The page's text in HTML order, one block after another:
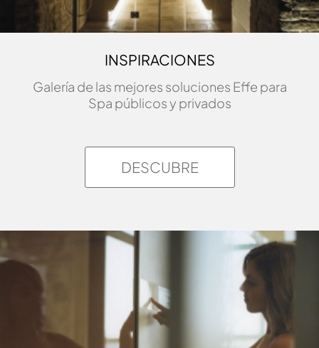
INSPIRACIONES
Galería de las mejores soluciones Effe para
Spa públicos y privados
DESCUBRE